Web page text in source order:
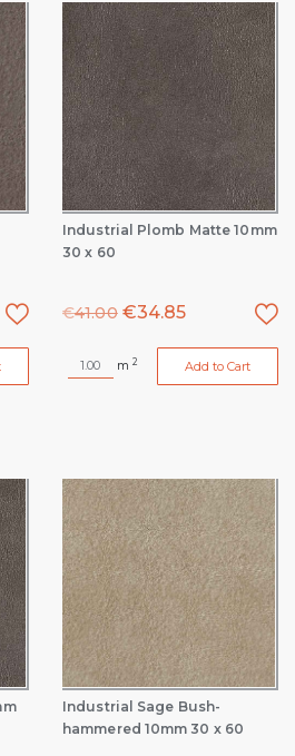
Industrial Plomb Matte 10mm
30 x 60
€41.00 €34.85
m 2 Add to Cart
Industrial Sage Bush-
hammered 10mm 30 x 60